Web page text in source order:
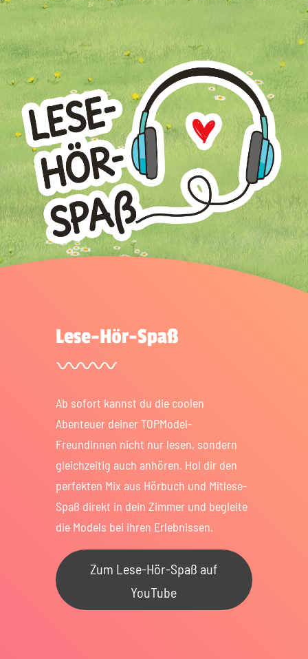
Lese-Hör-Spaß
Ab sofort kannst du die coolen
Abenteuer deiner TOPModel-
Freundinnen nicht nur lesen, sondern
gleichzeitig auch anhören. Hol dir den
perfekten Mix aus Hörbuch und Mitlese-
Spaß direkt in dein Zimmer und begleite
die Models bei ihren Erlebnissen.
Zum Lese-Hör-Spaß auf
YouTube